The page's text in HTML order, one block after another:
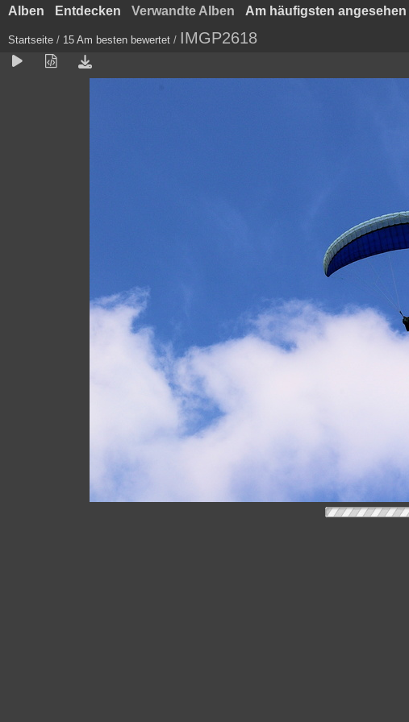
Alben Entdecken Verwandte Alben Am häufigsten angesehen
Startseite / 15 Am besten bewertet / IMGP2618